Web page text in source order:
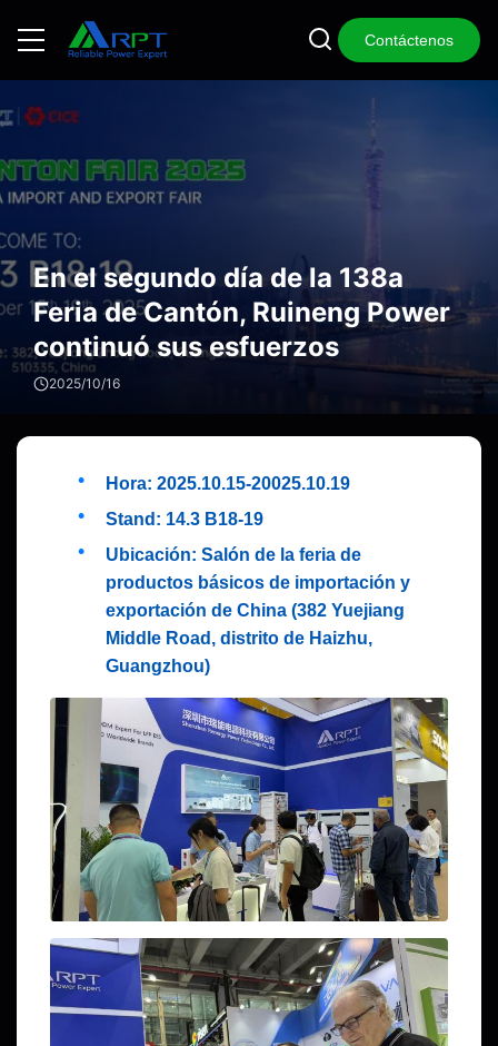
Contáctenos
En el segundo día de la 138a
Feria de Cantón, Ruineng Power
continuó sus esfuerzos
2025/10/16
Hora: 2025.10.15-20025.10.19
Stand: 14.3 B18-19
Ubicación: Salón de la feria de
productos básicos de importación y
exportación de China (382 Yuejiang
Middle Road, distrito de Haizhu,
Guangzhou)